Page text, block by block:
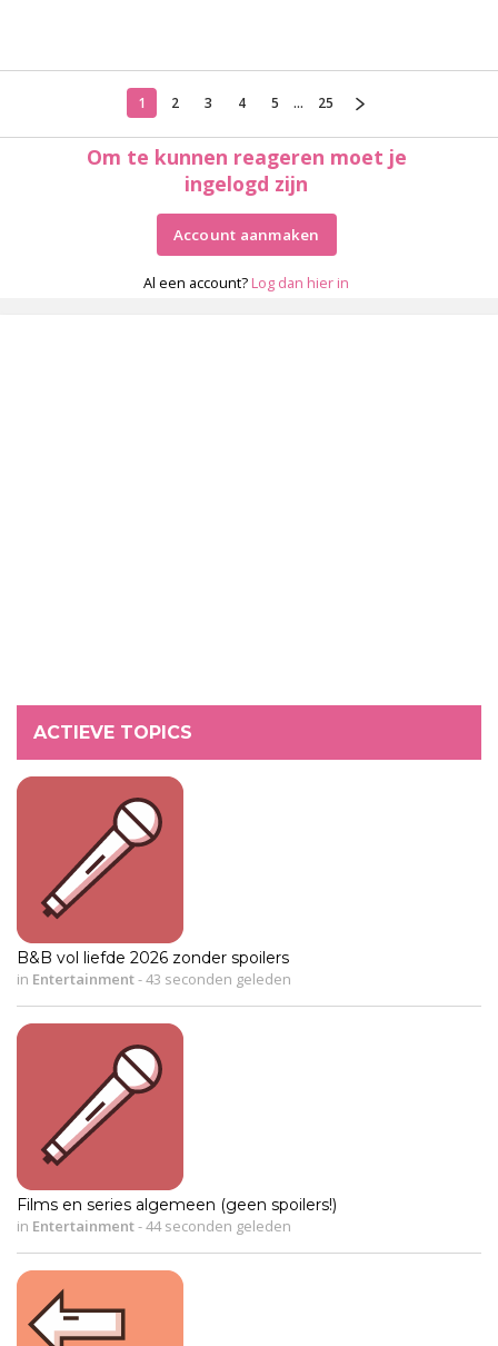
1 2 3 4 5 ... 25
Om te kunnen reageren moet je
ingelogd zijn
Account aanmaken
Al een account? Log dan hier in
ACTIEVE TOPICS
B&B vol liefde 2026 zonder spoilers
in Entertainment-43 seconden geleden
Films en series algemeen (geen spoilers!)
in Entertainment-44 seconden geleden